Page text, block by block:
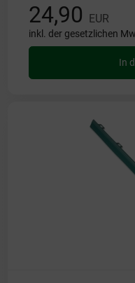
24,90 EUR
inkl. der gesetzlichen
In